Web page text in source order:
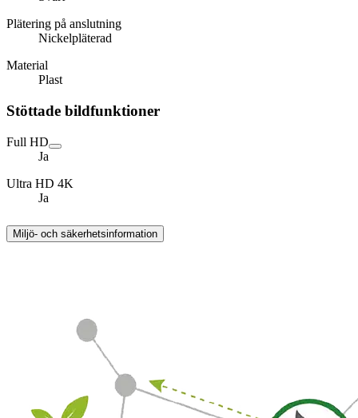
Plätering på anslutning
Nickelpläterad
Material
Plast
Stöttade bildfunktioner
Full HD
Ja
Ultra HD 4K
Ja
Miljö- och säkerhetsinformation